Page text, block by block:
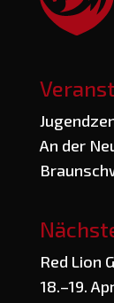
An der
Red Lion
18.–19.